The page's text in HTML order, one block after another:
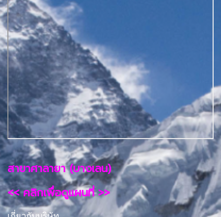
สาขาศาลายา (บางเลน)
<< คลิกเพื่อดูแผนที่ >>